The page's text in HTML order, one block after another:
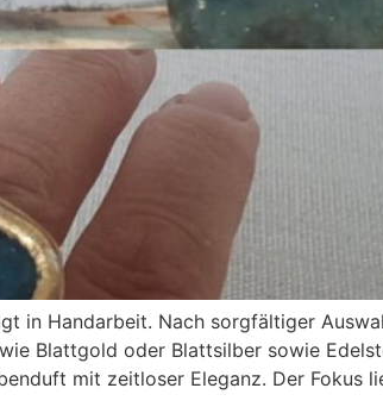
in Handarbeit. Nach sorgfältiger
Blattgold oder Blattsilber sowie
mit zeitloser Eleganz. Der Fokus